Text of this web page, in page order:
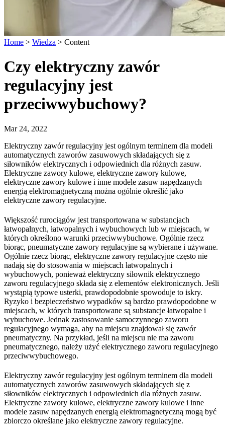
Home > Wiedza > Content
Czy elektryczny zawór
regulacyjny jest
przeciwwybuchowy?
Mar 24, 2022
Elektryczny zawór regulacyjny jest ogólnym terminem dla modeli
automatycznych zaworów zasuwowych składających się z
siłowników elektrycznych i odpowiednich dla różnych zasuw.
Elektryczne zawory kulowe, elektryczne zawory kulowe,
elektryczne zawory kulowe i inne modele zasuw napędzanych
energią elektromagnetyczną można ogólnie określić jako
elektryczne zawory regulacyjne.
Większość rurociągów jest transportowana w substancjach
łatwopalnych, łatwopalnych i wybuchowych lub w miejscach, w
których określono warunki przeciwwybuchowe. Ogólnie rzecz
biorąc, pneumatyczne zawory regulacyjne są wybierane i używane.
Ogólnie rzecz biorąc, elektryczne zawory regulacyjne często nie
nadają się do stosowania w miejscach łatwopalnych i
wybuchowych, ponieważ elektryczny siłownik elektrycznego
zaworu regulacyjnego składa się z elementów elektronicznych. Jeśli
wystąpią typowe usterki, prawdopodobnie spowoduje to iskry.
Ryzyko i bezpieczeństwo wypadków są bardzo prawdopodobne w
miejscach, w których transportowane są substancje łatwopalne i
wybuchowe. Jednak zastosowanie samoczynnego zaworu
regulacyjnego wymaga, aby na miejscu znajdował się zawór
pneumatyczny. Na przykład, jeśli na miejscu nie ma zaworu
pneumatycznego, należy użyć elektrycznego zaworu regulacyjnego
przeciwwybuchowego.
Elektryczny zawór regulacyjny jest ogólnym terminem dla modeli
automatycznych zaworów zasuwowych składających się z
siłowników elektrycznych i odpowiednich dla różnych zasuw.
Elektryczne zawory kulowe, elektryczne zawory kulowe i inne
modele zasuw napędzanych energią elektromagnetyczną mogą być
zbiorczo określane jako elektryczne zawory regulacyjne.